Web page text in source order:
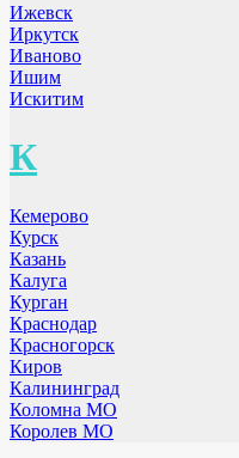
Ижевск
Иркутск
Иваново
Ишим
Искитим
К
Кемерово
Курск
Казань
Калуга
Курган
Краснодар
Красногорск
Киров
Калининград
Коломна МО
Королев МО